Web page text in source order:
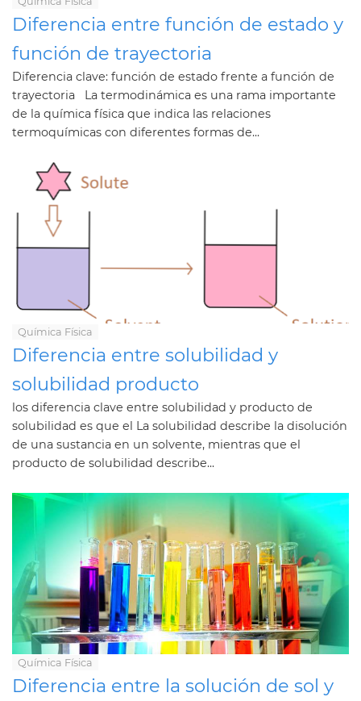
Diferencia entre función de estado y
función de trayectoria
Diferencia clave: función de estado frente a función de
trayectoria La termodinámica es una rama importante
de la química física que indica las relaciones
termoquímicas con diferentes formas de...
Química Física
Diferencia entre solubilidad y
solubilidad producto
los diferencia clave entre solubilidad y producto de
solubilidad es que el La solubilidad describe la disolución
de una sustancia en un solvente, mientras que el
producto de solubilidad describe...
Química Física
Diferencia entre la solución de sol y